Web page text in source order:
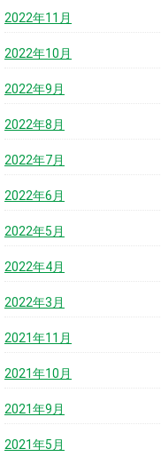
2022年11月
2022年10月
2022年9月
2022年8月
2022年7月
2022年6月
2022年5月
2022年4月
2022年3月
2021年11月
2021年10月
2021年9月
2021年5月